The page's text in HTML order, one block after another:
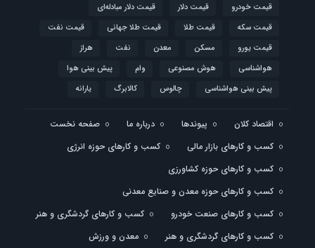
قیمت خودرو
قیمت دلار
قیمت دلار مبادله‌ای
قیمت سکه
قیمت طلا قیمت طلا جهانی
قیمت نفت
قیمت یورو
مسکن معدن نفت
هراز
هواشناسی
هوش مصنوعی وام
پیش بینی هوا
پیش بینی هواشناسی
چالوس کالابرگ یارانه
اقتصاد کلان پیوندها درباره ما
صفحه نخست
کسب و کارهای بازار مالی
کسب و کارهای حوزه انرژی
کسب و کارهای حوزه کشاورزی
کسب و کارهای حوزه معدن و صنایع معدنی
کسب و کارهای صنعت خودرو
کسب و کارهای گردشگری و هنر
کسب و کارهای گردشگری و هنر
معدن و ورزش